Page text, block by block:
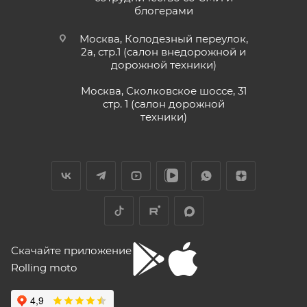
онлайн. Заказали нулевое ТО, доставка
быстрая, салон рекомендую.
Отзыв Яндекс.Карты
9 июня
Yngvar Heidelmann
Купил машину 2025 года, движок 172FMM-
5, по информации от производителя -- 250
блогерами
Москва, Колодезный переулок,
2а, стр.1 (салон внедорожной и
дорожной техники)
Москва, Сколковское шоссе, 31
стр. 1 (салон дорожной
техники)
Скачайте приложение
Rolling moto